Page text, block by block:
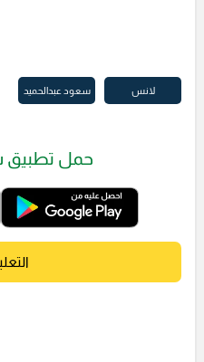
لانس سعود عبدالحميد
حمل تطبيق